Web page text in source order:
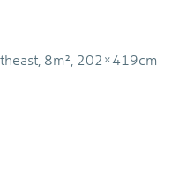
8m², 202×419cm